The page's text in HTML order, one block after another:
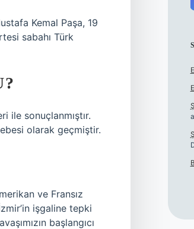
Kemal Paşa, 19
sabahı Türk
ile sonuçlanmıştır.
olarak geçmiştir.
ve Fransız
işgaline tepki
başlangıcı